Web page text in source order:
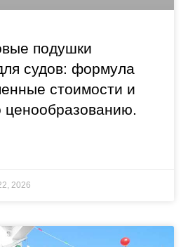
подушки
судов: формула
стоимости и
ценообразованию.
2026